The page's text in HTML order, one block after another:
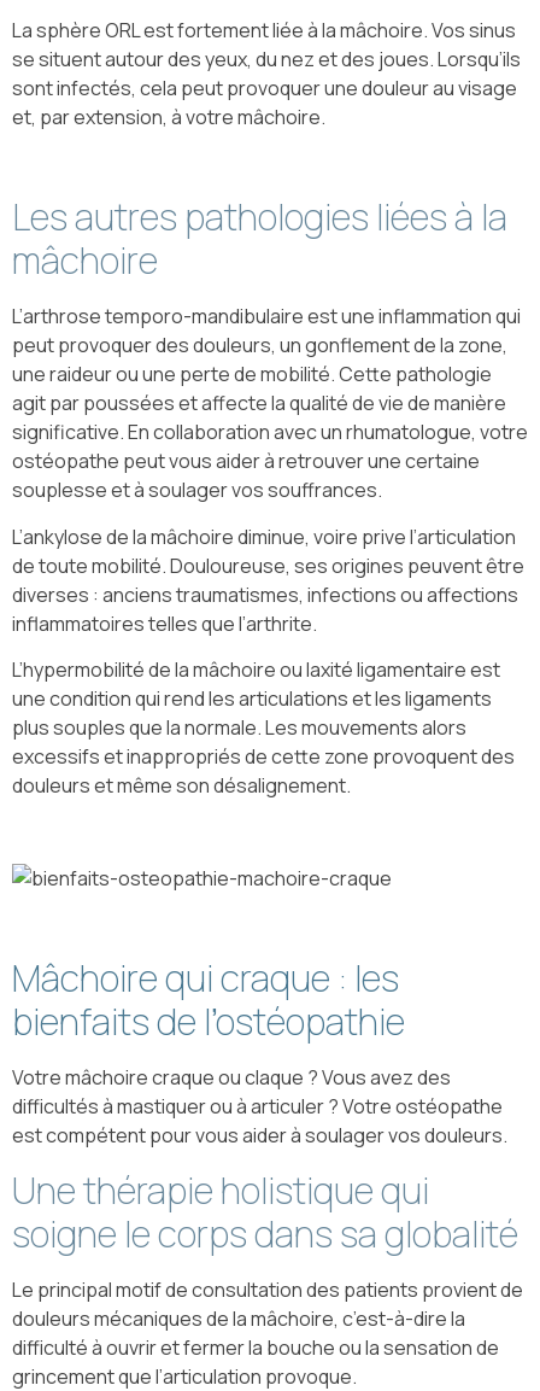
La sphère ORL est fortement liée à la mâchoire. Vos sinus
se situent autour des yeux, du nez et des joues. Lorsqu’ils
sont infectés, cela peut provoquer une douleur au visage
et, par extension, à votre mâchoire.
Les autres pathologies liées à la
mâchoire
L’arthrose temporo-mandibulaire est une inflammation qui
peut provoquer des douleurs, un gonflement de la zone,
une raideur ou une perte de mobilité. Cette pathologie
agit par poussées et affecte la qualité de vie de manière
significative. En collaboration avec un rhumatologue, votre
ostéopathe peut vous aider à retrouver une certaine
souplesse et à soulager vos souffrances.
L’ankylose de la mâchoire diminue, voire prive l’articulation
de toute mobilité. Douloureuse, ses origines peuvent être
diverses : anciens traumatismes, infections ou affections
inflammatoires telles que l’arthrite.
L’hypermobilité de la mâchoire ou laxité ligamentaire est
une condition qui rend les articulations et les ligaments
plus souples que la normale. Les mouvements alors
excessifs et inappropriés de cette zone provoquent des
douleurs et même son désalignement.
Mâchoire qui craque : les
bienfaits de l’ostéopathie
Votre mâchoire craque ou claque ? Vous avez des
difficultés à mastiquer ou à articuler ? Votre ostéopathe
est compétent pour vous aider à soulager vos douleurs.
Une thérapie holistique qui
soigne le corps dans sa globalité
Le principal motif de consultation des patients provient de
douleurs mécaniques de la mâchoire, c’est-à-dire la
difficulté à ouvrir et fermer la bouche ou la sensation de
grincement que l’articulation provoque.